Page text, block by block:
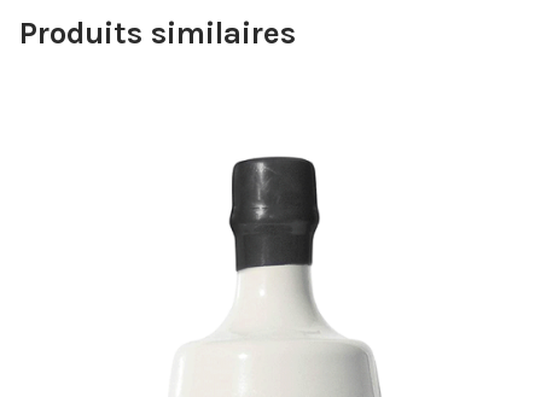
Produits similaires